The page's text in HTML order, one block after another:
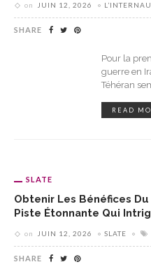
on JUIN 12, 2026
SHARE
Pour la
guerre en
Téhéran
READ
SLATE
Obtenir Les Bénéfices
Piste Étonnante Qui
on JUIN 12, 2026 SLATE
SHARE